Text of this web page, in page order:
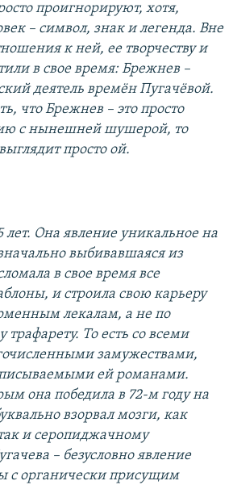
проигнорируют, хотя,
– символ, знак и легенда. Вне
к ней, ее творчеству и
в свое время: Брежнев –
деятель времён Пугачёвой.
что Брежнев – это просто
с нынешней шушерой, то
просто ой.
лет. Она явление уникальное на
выбивавшаяся из
в свое время все
и строила свою карьеру
лекалам, а не по
трафарету. То есть со всеми
замужествами,
ей романами.
она победила в 72-м году на
взорвал мозги, как
и серопиджачному
– безусловно явление
с органически присущим